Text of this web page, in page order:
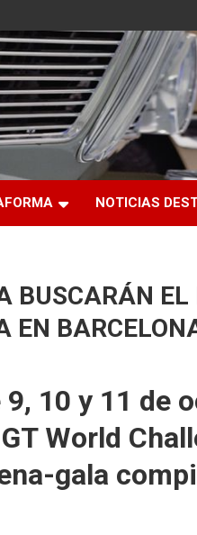
NOTICIAS
EL
EN
10 y 11 de
World
gala